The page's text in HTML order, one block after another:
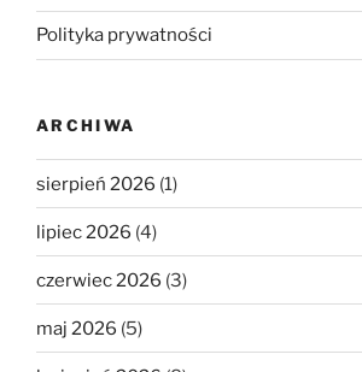
Polityka prywatności
ARCHIWA
sierpień 2026 (1)
lipiec 2026 (4)
czerwiec 2026 (3)
maj 2026 (5)